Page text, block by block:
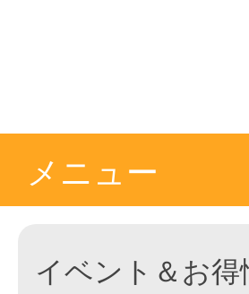
メニュー
イベント＆お得